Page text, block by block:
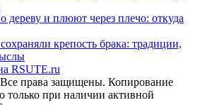
дереву и плюют через плечо: откуда
крепость брака: традиции,
права защищены. Копирование
только при наличии активной